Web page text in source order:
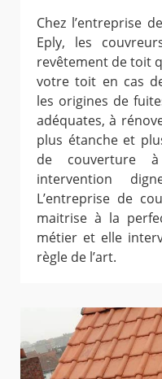
Chez l’entreprise
Eply, les
revêtement de toit
votre toit en cas
les origines de
adéquates, à
plus étanche et
de couverture à
intervention
L’entreprise de
maitrise à la
métier et elle
règle de l’art.